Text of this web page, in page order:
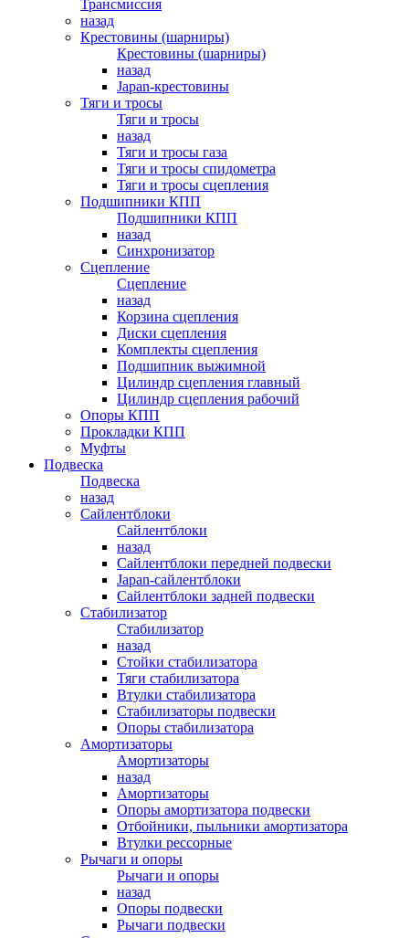
Трансмиссия
назад
Крестовины (шарниры)
Крестовины (шарниры)
назад
Japan-крестовины
Тяги и тросы
Тяги и тросы
назад
Тяги и тросы газа
Тяги и тросы спидометра
Тяги и тросы сцепления
Подшипники КПП
Подшипники КПП
назад
Синхронизатор
Сцепление
Сцепление
назад
Корзина сцепления
Диски сцепления
Комплекты сцепления
Подшипник выжимной
Цилиндр сцепления главный
Цилиндр сцепления рабочий
Опоры КПП
Прокладки КПП
Муфты
Подвеска
Подвеска
назад
Сайлентблоки
Сайлентблоки
назад
Сайлентблоки передней подвески
Japan-сайлентблоки
Сайлентблоки задней подвески
Стабилизатор
Стабилизатор
назад
Стойки стабилизатора
Тяги стабилизатора
Втулки стабилизатора
Стабилизаторы подвески
Опоры стабилизатора
Амортизаторы
Амортизаторы
назад
Амортизаторы
Опоры амортизатора подвески
Отбойники, пыльники амортизатора
Втулки рессорные
Рычаги и опоры
Рычаги и опоры
назад
Опоры подвески
Рычаги подвески